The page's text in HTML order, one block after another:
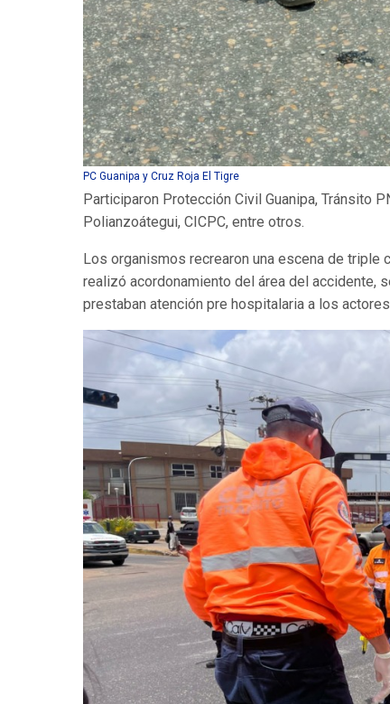
PC Guanipa y Cruz Roja El Tigre
Participaron Protección Civil Guanipa, Tránsito
Polianzoátegui, CICPC, entre otros.
Los organismos recrearon una escena de
realizó acordonamiento del área del accidente,
prestaban atención pre hospitalaria a los